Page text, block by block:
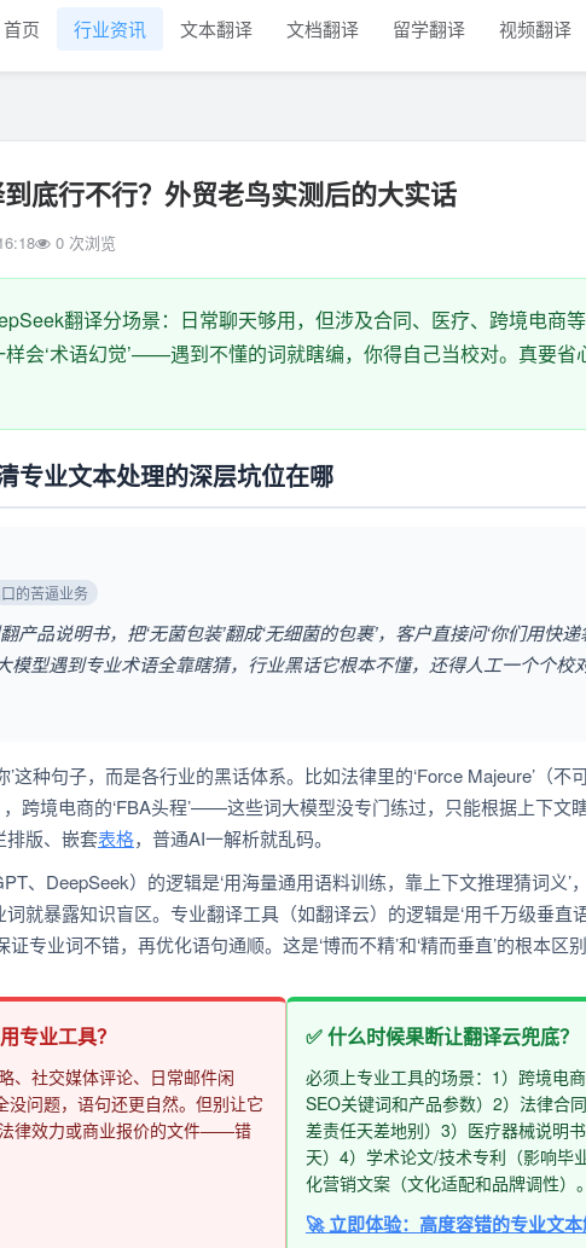
首页 行业资讯 文本翻译 文档翻译 留学翻译 视频翻译
底行不行？外贸老鸟实测后的大实话
0 次浏览
翻译分场景：日常聊天够用，但涉及合同、医疗、跨境电商
会‘术语幻觉’——遇到不懂的词就瞎编，你得自己当校对。真要省
专业文本处理的深层坑位在哪
的苦逼业务
产品说明书，把‘无菌包装’翻成‘无细菌的包裹’，客户直接问‘你们用快
模型遇到专业术语全靠瞎猜，行业黑话它根本不懂，还得人工一个个校
’这种句子，而是各行业的黑话体系。比如法律里的‘Force Majeure’（不
，跨境电商的‘FBA头程’——这些词大模型没专门练过，只能根据上下文
排版、嵌套表格，普通AI一解析就乱码。
、DeepSeek）的逻辑是‘用海量通用语料训练，靠上下文推理猜词义’
就暴露知识盲区。专业翻译工具（如翻译云）的逻辑是‘用千万级垂直
专业词不错，再优化语句通顺。这是‘博而不精’和‘精而垂直’的根本区别
专业工具？
、社交媒体评论、日常邮件闲
没问题，语句还更自然。但别让它
律效力或商业报价的文件——错
✅ 什么时候果断让翻译云兜底？
必须上专业工具的场景：1）跨境电
SEO关键词和产品参数）2）法律合
差责任天差地别）3）医疗器械说明
天）4）学术论文/技术专利（影响毕
化营销文案（文化适配和品牌调性）。
🚀 立即体验：高度容错的专业文